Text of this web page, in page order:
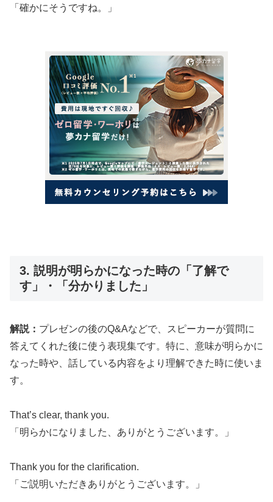
「確かにそうですね。」
3. 説明が明らかになった時の「了解で
す」・「分かりました」
解説： プレゼンの後のQ&Aなどで、スピーカーが質問に
答えてくれた後に使う表現集です。特に、意味が明らかに
なった時や、話している内容をより理解できた時に使いま
す。
That’s clear, thank you.
「明らかになりました、ありがとうございます。」
Thank you for the clarification.
「ご説明いただきありがとうございます。」